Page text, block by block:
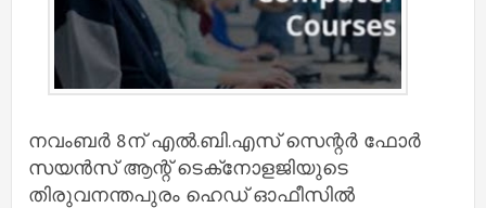
നവംബർ 8ന് എൽ.ബി.എസ് സെന്റർ ഫോർ
സയൻസ് ആന്റ് ടെക്‌നോളജിയുടെ
തിരുവനന്തപുരം ഹെഡ് ഓഫീസിൽ